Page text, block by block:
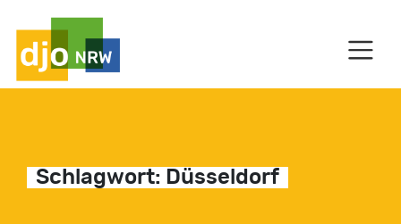
Schlagwort: Düsseldorf